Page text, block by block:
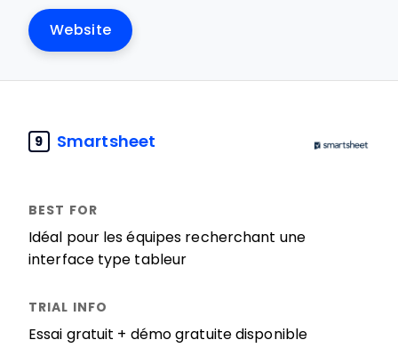
Website
9 Smartsheet
Idéal pour les équipes recherchant une
interface type tableur
Essai gratuit + démo gratuite disponible